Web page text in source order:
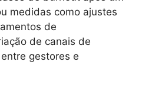
medidas como ajustes
de
de canais de
gestores e